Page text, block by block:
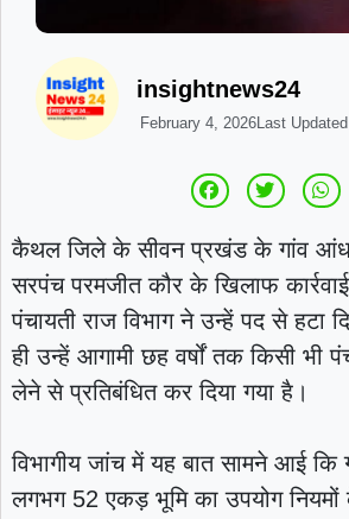
insightnews24
February 4, 2026Last
कैथल जिले के सीवन प्रखंड के गांव
सरपंच परमजीत कौर के खिलाफ
पंचायती राज विभाग ने उन्हें पद से हटा
ही उन्हें आगामी छह वर्षों तक किसी भी
लेने से प्रतिबंधित कर दिया गया है।
विभागीय जांच में यह बात सामने आई कि
लगभग 52 एकड़ भूमि का उपयोग नियमों